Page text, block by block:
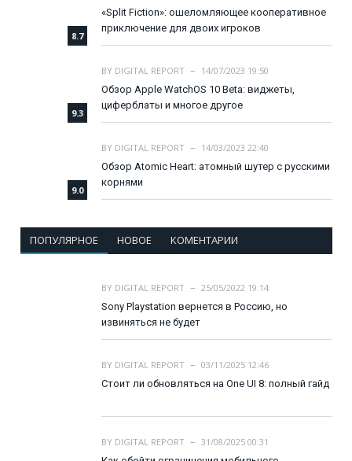
8.7
«Split Fiction»: ошеломляющее кооперативное
приключение для двоих игроков
9.3
BY DIGITAL REPORT
14/07/2023 19:50
Обзор Apple WatchOS 10 Beta: виджеты,
циферблаты и многое другое
9.0
BY DIGITAL REPORT
14/03/2023 22:40
Обзор Atomic Heart: атомный шутер с русскими
корнями
ПОПУЛЯРНОЕ НОВОЕ КОМЕНТАРИИ
BY DIGITAL REPORT
25/05/2022 19:14
Sony Playstation вернется в Россию, но
извиняться не будет
BY DIGITAL REPORT
03/11/2025 12:46
Стоит ли обновляться на One UI 8: полный гайд
BY DIGITAL REPORT
31/08/2025 00:31